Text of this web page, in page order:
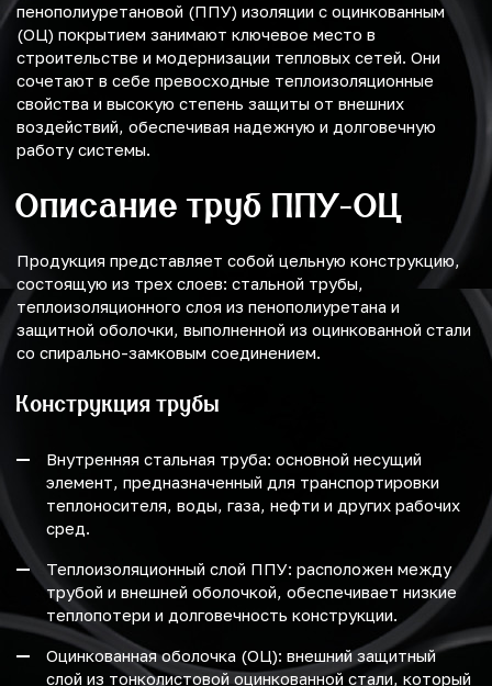
пенополиуретановой (ППУ) изоляции с оцинкованным
(ОЦ) покрытием занимают ключевое место в
строительстве и модернизации тепловых сетей. Они
сочетают в себе превосходные теплоизоляционные
свойства и высокую степень защиты от внешних
воздействий, обеспечивая надежную и долговечную
работу системы.
Описание труб ППУ-ОЦ
Продукция представляет собой цельную конструкцию,
состоящую из трех слоев: стальной трубы,
теплоизоляционного слоя из пенополиуретана и
защитной оболочки, выполненной из оцинкованной стали
со спирально-замковым соединением.
Конструкция трубы
Внутренняя стальная труба: основной несущий
элемент, предназначенный для транспортировки
теплоносителя, воды, газа, нефти и других рабочих
сред.
Теплоизоляционный слой ППУ: расположен между
трубой и внешней оболочкой, обеспечивает низкие
теплопотери и долговечность конструкции.
Оцинкованная оболочка (ОЦ): внешний защитный
слой из тонколистовой оцинкованной стали, который